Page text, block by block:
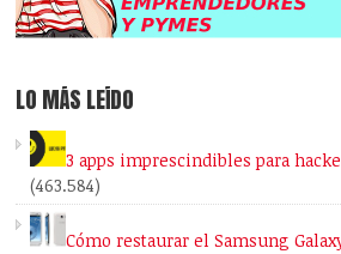
LO MÁS LEÍDO
3 apps imprescindibles para
(463.584)
Cómo restaurar el Samsung